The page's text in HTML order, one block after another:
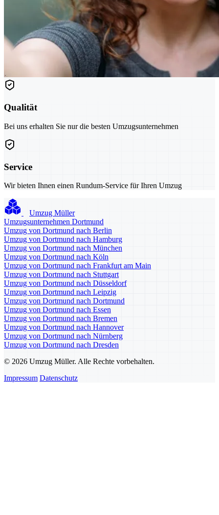
Qualität
Bei uns erhalten Sie nur die besten Umzugsunternehmen
Service
Wir bieten Ihnen einen Rundum-Service für Ihren Umzug
Umzug Müller
Umzugsunternehmen Dortmund
Umzug von Dortmund nach Berlin
Umzug von Dortmund nach Hamburg
Umzug von Dortmund nach München
Umzug von Dortmund nach Köln
Umzug von Dortmund nach Frankfurt am Main
Umzug von Dortmund nach Stuttgart
Umzug von Dortmund nach Düsseldorf
Umzug von Dortmund nach Leipzig
Umzug von Dortmund nach Dortmund
Umzug von Dortmund nach Essen
Umzug von Dortmund nach Bremen
Umzug von Dortmund nach Hannover
Umzug von Dortmund nach Nürnberg
Umzug von Dortmund nach Dresden
© 2026 Umzug Müller. Alle Rechte vorbehalten.
Impressum Datenschutz